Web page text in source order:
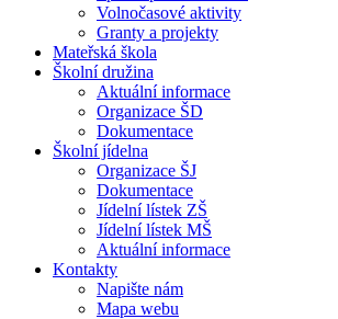
Volnočasové aktivity
Granty a projekty
Mateřská škola
Školní družina
Aktuální informace
Organizace ŠD
Dokumentace
Školní jídelna
Organizace ŠJ
Dokumentace
Jídelní lístek ZŠ
Jídelní lístek MŠ
Aktuální informace
Kontakty
Napište nám
Mapa webu